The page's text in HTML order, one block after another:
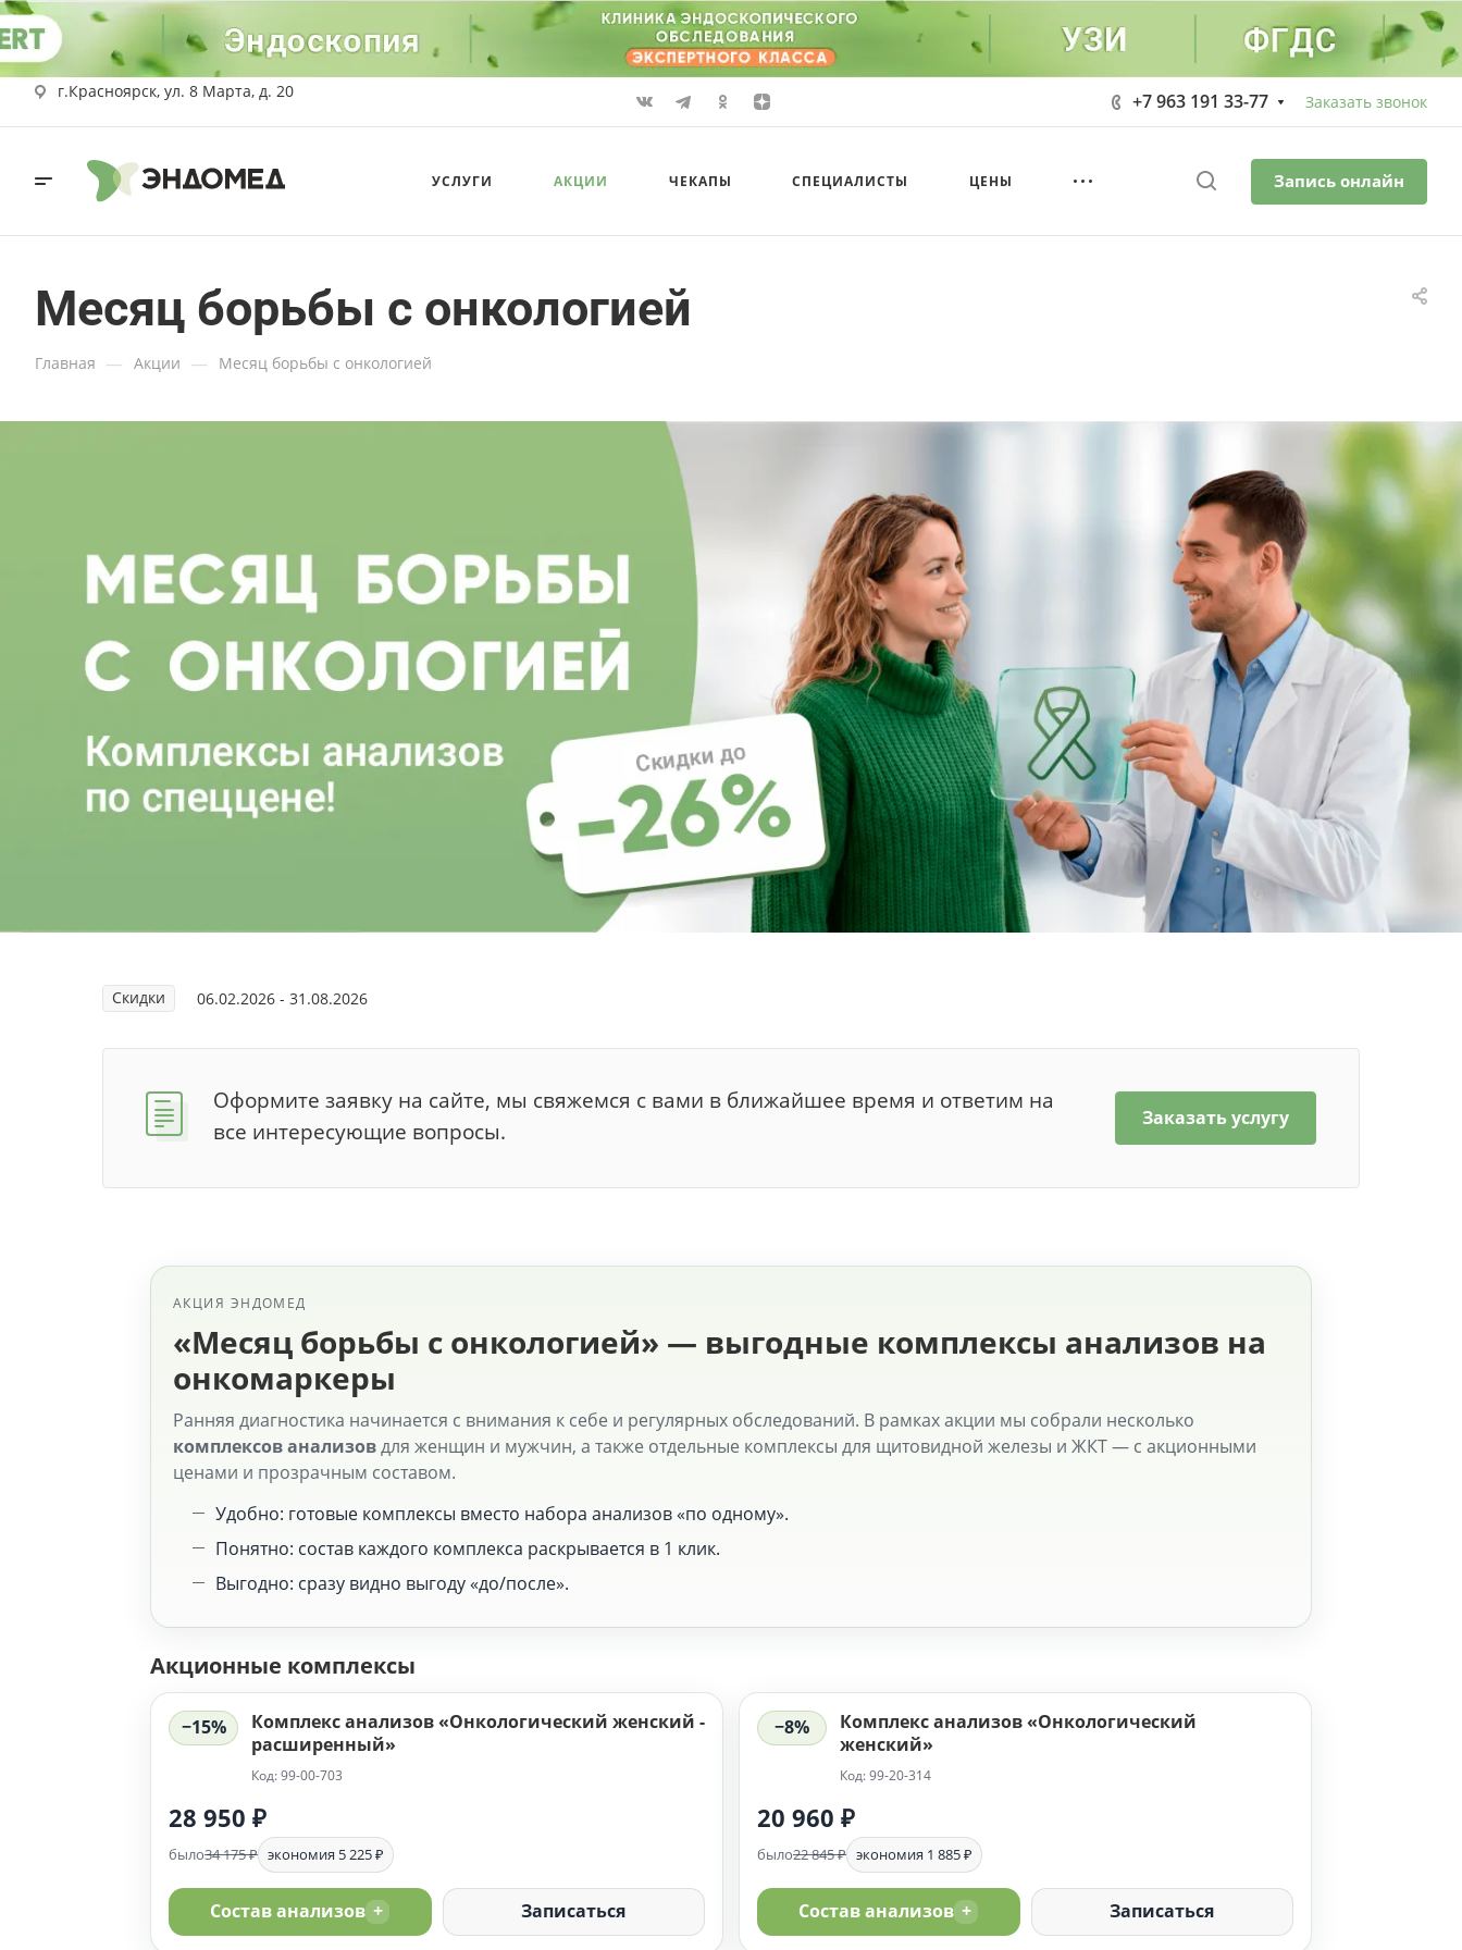
г.Красноярск, ул. 8 Марта, д. 20 +7 963 191 33-77 Заказать звонок
УСЛУГИ АКЦИИ ЧЕКАПЫ СПЕЦИАЛИСТЫ ЦЕНЫ Запись онлайн
Месяц борьбы с онкологией
Главная — Акции — Месяц борьбы с онкологией
Скидки 06.02.2026 - 31.08.2026
Оформите заявку на сайте, мы свяжемся с вами в ближайшее время и ответим на
все интересующие вопросы.
Заказать услугу
АКЦИЯ ЭНДОМЕД
«Месяц борьбы с онкологией» — выгодные комплексы анализов на
онкомаркеры
Ранняя диагностика начинается с внимания к себе и регулярных обследований. В рамках акции мы собрали несколько
комплексов анализовдля женщин и мужчин, а также отдельные комплексы для щитовидной железы и ЖКТ — с акционными
ценами и прозрачным составом.
Удобно: готовые комплексы вместо набора анализов «по одному».
Понятно: состав каждого комплекса раскрывается в 1 клик.
Выгодно: сразу видно выгоду «до/после».
Акционные комплексы
−15%
Комплекс анализов «Онкологический женский -
расширенный»
Код: 99-00-703
28 950 ₽
было34 175 ₽ экономия 5 225 ₽
Состав анализов + Записаться
−8%
Комплекс анализов «Онкологический
женский»
Код: 99-20-314
20 960 ₽
было22 845 ₽ экономия 1 885 ₽
Состав анализов + Записаться